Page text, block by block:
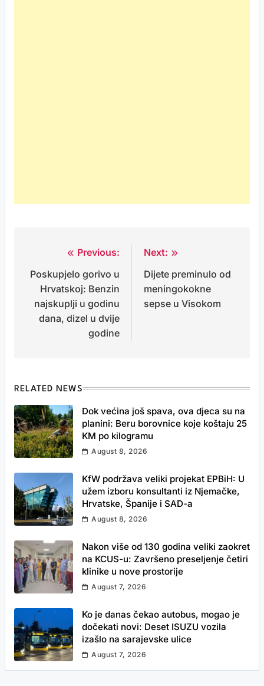
navigation
Previous:
Poskupjelo gorivo u
Hrvatskoj: Benzin
najskuplji u godinu
dana, dizel u dvije
godine
Next:
Dijete preminulo od
meningokokne
sepse u Visokom
RELATED NEWS
Dok većina još spava, ova djeca su na
planini: Beru borovnice koje koštaju 25
KM po kilogramu
August 8, 2026
KfW podržava veliki projekat EPBiH: U
užem izboru konsultanti iz Njemačke,
Hrvatske, Španije i SAD-a
August 8, 2026
Nakon više od 130 godina veliki zaokret
na KCUS-u: Završeno preseljenje četiri
klinike u nove prostorije
August 7, 2026
Ko je danas čekao autobus, mogao je
dočekati novi: Deset ISUZU vozila
izašlo na sarajevske ulice
August 7, 2026